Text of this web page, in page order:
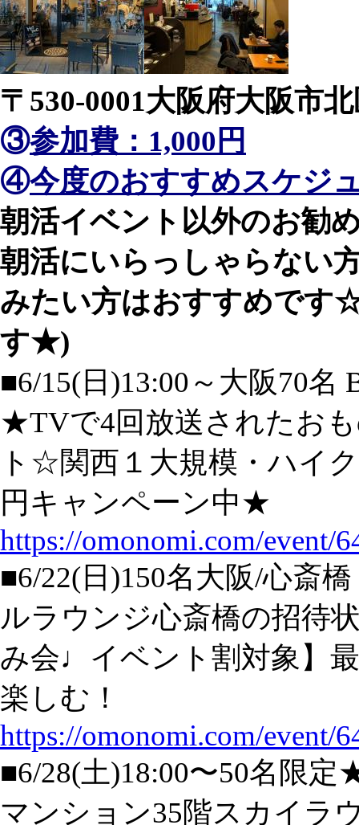
〒530-0001大阪府大阪市
③参加費：1,000円
④今度のおすすめスケジ
朝活イベント以外のお勧
朝活にいらっしゃらない
みたい方はおすすめです
す★)
■6/15(日)13:00～大阪70
★TVで4回放送されたお
ト☆関西１大規模・ハイ
円キャンペーン中★
https://omonomi.com/event/
■6/22(日)150名大阪/心斎
ルラウンジ心斎橋の招待
み会♩イベント割対象】
楽しむ！
https://omonomi.com/event/
■6/28(土)18:00〜50名限
マンション35階スカイラ